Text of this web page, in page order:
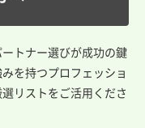
トナー選びが成功の鍵
を持つプロフェッショ
リストをご活用くださ